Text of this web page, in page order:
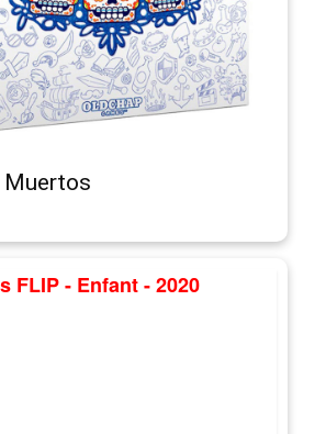
Muertos
FLIP - Enfant - 2020